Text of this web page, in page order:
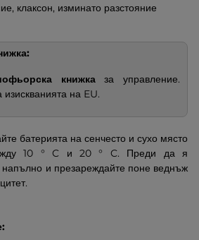
клаксон, изминато разстояние
книжказа управление.
на EU.
батерията на сенчесто и сухо място
10 ° C и 20 ° C. Преди да я
напълно и презареждайте поне веднъж